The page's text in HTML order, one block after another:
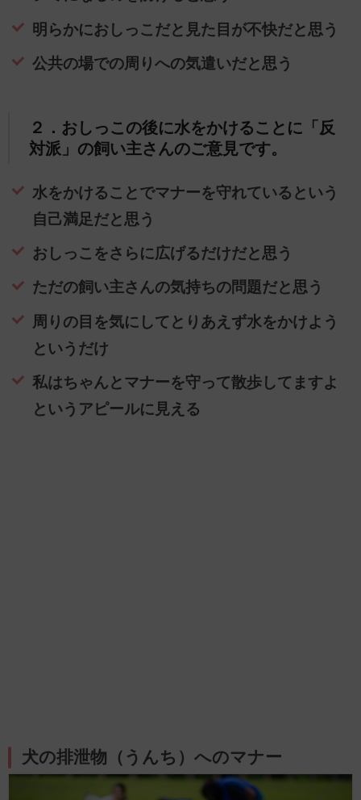
明らかにおしっこだと見た目が不快だと思う
公共の場での周りへの気遣いだと思う
２．おしっこの後に水をかけることに「反
対派」の飼い主さんのご意見です。
水をかけることでマナーを守れているという
自己満足だと思う
おしっこをさらに広げるだけだと思う
ただの飼い主さんの気持ちの問題だと思う
周りの目を気にしてとりあえず水をかけよう
というだけ
私はちゃんとマナーを守って散歩してますよ
というアピールに見える
犬の排泄物（うんち）へのマナー